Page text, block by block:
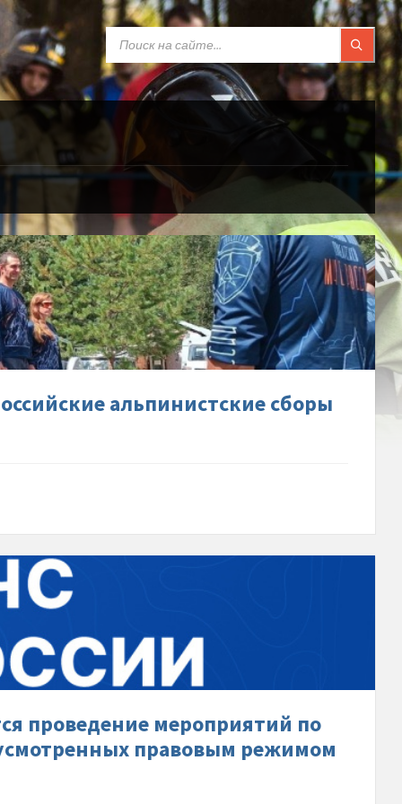
SEARCH:
альпинистские сборы
проведение мероприятий по
правовым режимом